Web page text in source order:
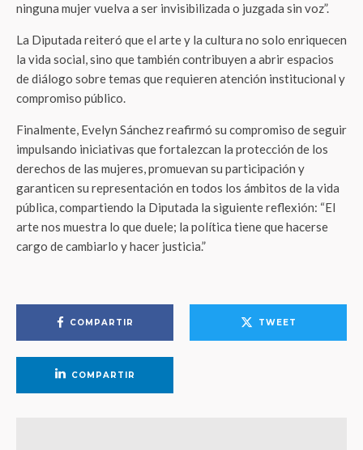
ninguna mujer vuelva a ser invisibilizada o juzgada sin voz”.
La Diputada reiteró que el arte y la cultura no solo enriquecen
la vida social, sino que también contribuyen a abrir espacios
de diálogo sobre temas que requieren atención institucional y
compromiso público.
Finalmente, Evelyn Sánchez reafirmó su compromiso de seguir
impulsando iniciativas que fortalezcan la protección de los
derechos de las mujeres, promuevan su participación y
garanticen su representación en todos los ámbitos de la vida
pública, compartiendo la Diputada la siguiente reflexión: “El
arte nos muestra lo que duele; la política tiene que hacerse
cargo de cambiarlo y hacer justicia.”
COMPARTIR TWEET
COMPARTIR